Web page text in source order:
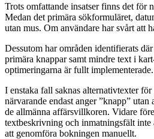
Trots omfattande insatser finns det för
Medan det primära sökformuläret,
utan mus. Om användare har svårt att
Dessutom har områden identifierats
primära knappar samt mindre text i
optimeringarna är fullt implementerade.
I enstaka fall saknas alternativtexter
närvarande endast anger ”knapp”
de allmänna affärsvillkoren. Vidare
textbeskrivning och inmatningsfält
att genomföra bokningen manuellt.